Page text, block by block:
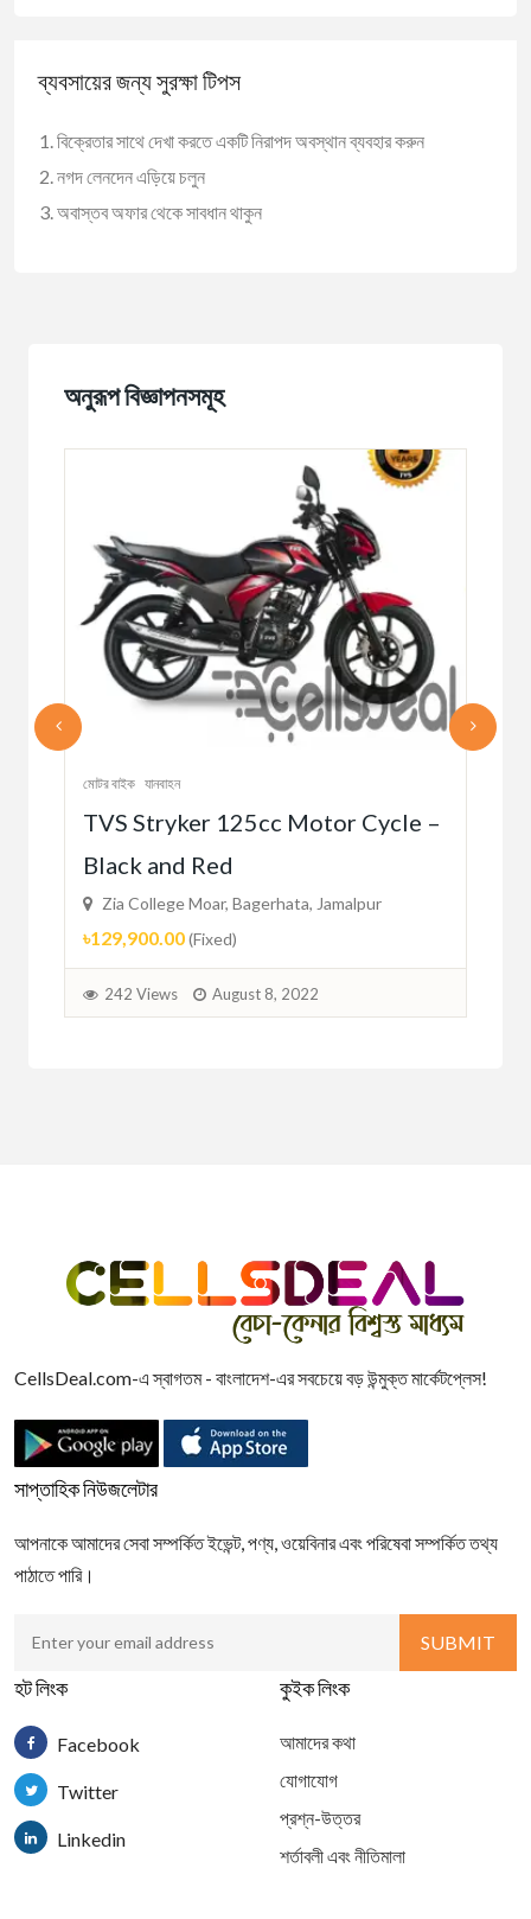
ব্যবসায়ের জন্য সুরক্ষা টিপস
বিক্রেতার সাথে দেখা করতে একটি নিরাপদ অবস্থান ব্যবহার করুন
নগদ লেনদেন এড়িয়ে চলুন
অবাস্তব অফার থেকে সাবধান থাকুন
অনুরূপ বিজ্ঞাপনসমূহ
মোটর বাইক যানবাহন
TVS Stryker 125cc Motor Cycle –
Black and Red
Zia College Moar, Bagerhata, Jamalpur
৳129,900.00(Fixed)
242 Views August 8, 2022
CellsDeal.com-এ স্বাগতম - বাংলাদেশ-এর সবচেয়ে বড় উন্মুক্ত মার্কেটপ্লেস!
সাপ্তাহিক নিউজলেটার
আপনাকে আমাদের সেবা সম্পর্কিত ইভেন্ট, পণ্য, ওয়েবিনার এবং পরিষেবা সম্পর্কিত তথ্য
পাঠাতে পারি।
হট লিংক
Facebook
Twitter
Linkedin
কুইক লিংক
আমাদের কথা
যোগাযোগ
প্রশ্ন-উত্তর
শর্তাবলী এবং নীতিমালা